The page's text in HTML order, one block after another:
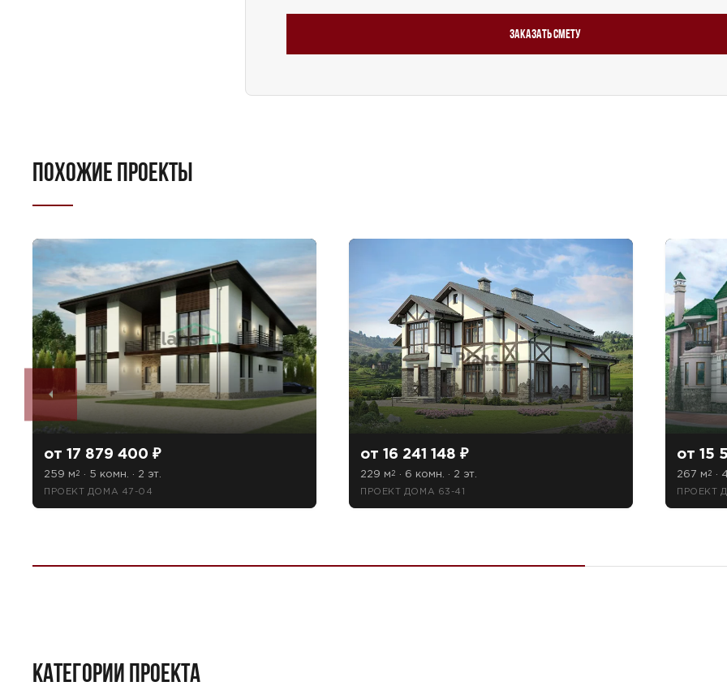
Заказать смету
ПОХОЖИЕ ПРОЕКТЫ
от 17 879 400 ₽
259 м 2 · 5 комн. · 2 эт.
ПРОЕКТ ДОМА 47-04
от 16 241 148 ₽
229 м 2 · 6 комн. · 2 эт.
ПРОЕКТ ДОМА 63-41
от 15
267 м 2 ·
ПРОЕКТ
КАТЕГОРИИ ПРОЕКТА